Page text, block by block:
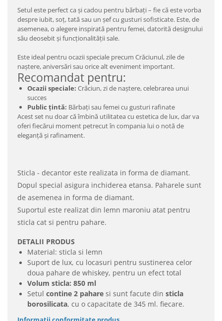
Setul este perfect ca și cadou pentru bărbați – fie că este vorba
despre iubit, soț, tată sau un șef cu gusturi sofisticate. Este, de
asemenea, o alegere inspirată pentru femei, datorită designului
său deosebit și funcționalității sale.
Este ideal pentru ocazii speciale precum Crăciunul, zile de
naștere, aniversări sau orice alt eveniment important.
Recomandat pentru:
Ocazii speciale: Crăciun, zi de naștere, celebrarea unui
succes
Public țintă: Bărbați sau femei cu gusturi rafinate
Acest set nu doar că îmbină utilitatea cu estetica de lux, dar va
oferi fiecărui moment petrecut în compania lui o notă de
eleganță și rafinament.
Sticla - decantor este realizata in forma de diamant.
Dopul special asigura inchiderea etansa. Paharele sunt
de asemenea in forma de diamant.
Suportul este realizat din lemn maroniu atat pentru
sticla cat si pentru pahare.
DETALII PRODUS
Material: sticla si lemn
Suport de lux, cu locasuri pentru sustinerea celor
doua pahare de whiskey, pentru un efect total
Volum sticla: 850 ml
Setul contine 2 pahare si sunt facute din sticla
borosilicata, cu o capacitate de 345 ml. fiecare.